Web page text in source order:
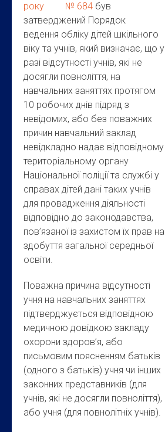
року № 684 був
затверджений Порядок
ведення обліку дітей шкільного
віку та учнів, який визначає, що у
разі відсутності учнів, які не
досягли повноліття, на
навчальних заняттях протягом
10 робочих днів підряд з
невідомих, або без поважних
причин навчальний заклад
невідкладно надає відповідному
територіальному органу
Національної поліції та службі у
справах дітей дані таких учнів
для провадження діяльності
відповідно до законодавства,
пов’язаної із захистом їх прав на
здобуття загальної середньої
освіти.
Поважна причина відсутності
учня на навчальних заняттях
підтверджується відповідною
медичною довідкою закладу
охорони здоров’я, або
письмовим поясненням батьків
(одного з батьків) учня чи інших
законних представників (для
учнів, які не досягли повноліття),
або учня (для повнолітніх учнів).